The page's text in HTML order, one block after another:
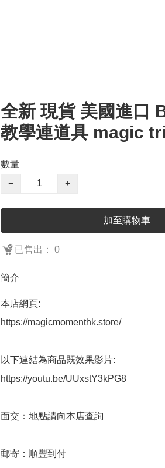
全新 現貨 美國進口
教學連道具 magic
數量
−
+
加至購物車
已售出： 0
簡介
本店網頁:
https://magicmomenthk.store/
以下連結為商品既效果影片:
https://youtu.be/UUxstY3kPG8
面交：地點請向本店查詢
郵寄：順豐到付